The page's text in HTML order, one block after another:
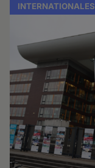
INTERNATIONALES